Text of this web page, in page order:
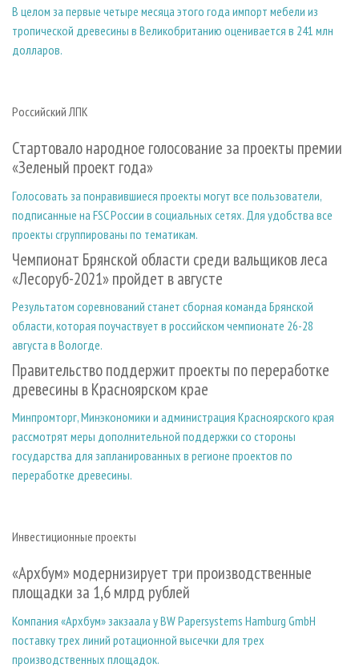
В целом за первые четыре месяца этого года импорт мебели из
тропической древесины в Великобританию оценивается в 241 млн
долларов.
Российский ЛПК
Стартовало народное голосование за проекты премии
«Зеленый проект года»
Голосовать за понравившиеся проекты могут все пользователи,
подписанные на FSC России в социальных сетях. Для удобства все
проекты сгруппированы по тематикам.
Чемпионат Брянской области среди вальщиков леса
«Лесоруб-2021» пройдет в августе
Результатом соревнований станет сборная команда Брянской
области, которая поучаствует в российском чемпионате 26-28
августа в Вологде.
Правительство поддержит проекты по переработке
древесины в Красноярском крае
Минпромторг, Минэкономики и администрация Красноярского края
рассмотрят меры дополнительной поддержки со стороны
государства для запланированных в регионе проектов по
переработке древесины.
Инвестиционные проекты
«Архбум» модернизирует три производственные
площадки за 1,6 млрд рублей
Компания «Архбум» закзаала у BW Papersystems Hamburg GmbH
поставку трех линий ротационной высечки для трех
производственных площадок.